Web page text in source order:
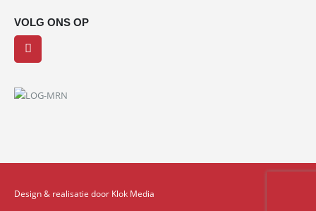
VOLG ONS OP
Design & realisatie door Klok Media